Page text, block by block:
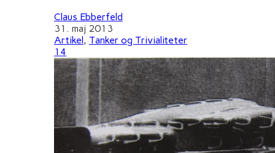
Claus Ebberfeld
31. maj 2013
Artikel , Tanker og Trivialiteter
14